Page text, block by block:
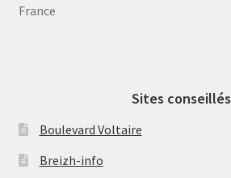
France
Sites conseillés
Boulevard Voltaire
Breizh-info